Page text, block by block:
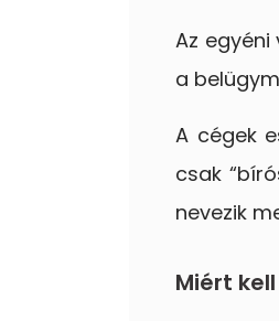
Az
a
A cégek
csak
nevezik
Miért